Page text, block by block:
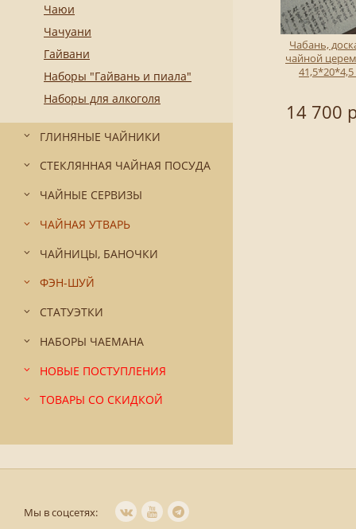
Чаюи
Чачуани
Гайвани
Наборы "Гайвань и пиала"
Наборы для алкоголя
ГЛИНЯНЫЕ ЧАЙНИКИ
СТЕКЛЯННАЯ ЧАЙНАЯ ПОСУДА
ЧАЙНЫЕ СЕРВИЗЫ
ЧАЙНАЯ УТВАРЬ
ЧАЙНИЦЫ, БАНОЧКИ
ФЭН-ШУЙ
СТАТУЭТКИ
НАБОРЫ ЧАЕМАНА
НОВЫЕ ПОСТУПЛЕНИЯ
ТОВАРЫ СО СКИДКОЙ
Чабань,
чайной
14 700
Мы в соцсетях: